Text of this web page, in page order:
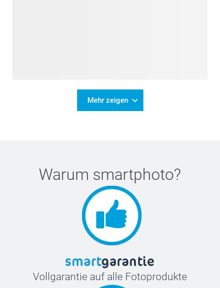
Mehr zeigen
Warum smartphoto?
Vollgarantie auf alle Fotoprodukte